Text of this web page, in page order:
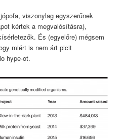
viszonylag egyszerűnek
kértek a megvalósításra),
És (egyelőre) mégsem
miért is nem árt picit
hype-ot.